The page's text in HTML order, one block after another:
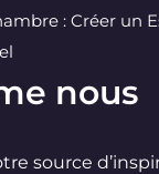
: Créer un
nous
source